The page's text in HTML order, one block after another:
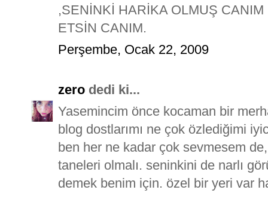
,SENİNKİ HARİKA OLMUŞ
ETSİN CANIM.
Perşembe, Ocak 22, 2009
zero dedi ki...
Yasemincim önce kocaman bir
blog dostlarımı ne çok özlediğimi
ben her ne kadar çok sevmesem
taneleri olmalı. seninkini de narlı
demek benim için. özel bir yeri var